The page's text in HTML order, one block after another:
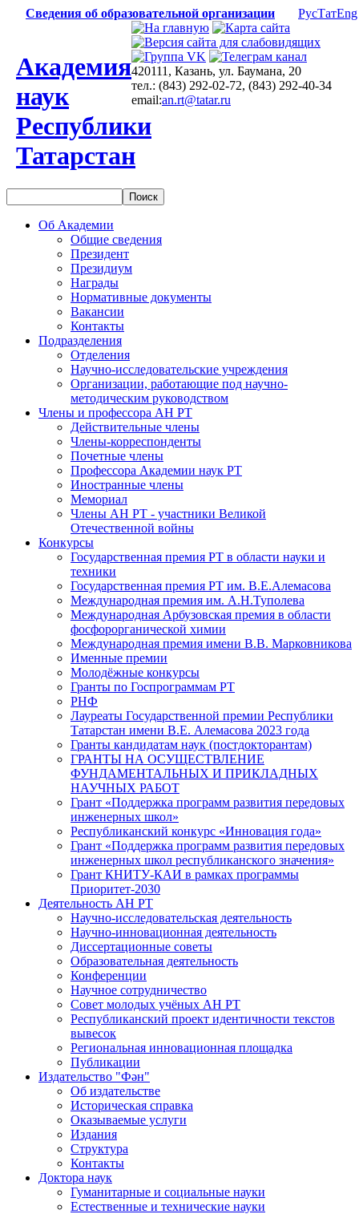
Сведения об образовательной организации РусТатEng
Академия
наук
Республики
Татарстан
420111, Казань, ул. Баумана, 20
тел.: (843) 292-02-72, (843) 292-40-34
email:an.rt@tatar.ru
Об Академии
Общие сведения
Президент
Президиум
Награды
Нормативные документы
Вакансии
Контакты
Подразделения
Отделения
Научно-исследовательские учреждения
Организации, работающие под научно-
методическим руководством
Члены и профессора АН РТ
Действительные члены
Члены-корреспонденты
Почетные члены
Профессора Академии наук РТ
Иностранные члены
Мемориал
Члены АН РТ - участники Великой
Отечественной войны
Конкурсы
Государственная премия РТ в области науки и
техники
Государственная премия РТ им. В.Е.Алемасова
Международная премия им. А.Н.Туполева
Международная Арбузовская премия в области
фосфорорганической химии
Международная премия имени В.В. Марковникова
Именные премии
Молодёжные конкурсы
Гранты по Госпрограммам РТ
РНФ
Лауреаты Государственной премии Республики
Татарстан имени В.Е. Алемасова 2023 года
Гранты кандидатам наук (постдокторантам)
ГРАНТЫ НА ОСУЩЕСТВЛЕНИЕ
ФУНДАМЕНТАЛЬНЫХ И ПРИКЛАДНЫХ
НАУЧНЫХ РАБОТ
Грант «Поддержка программ развития передовых
инженерных школ»
Республиканский конкурс «Инновация года»
Грант «Поддержка программ развития передовых
инженерных школ республиканского значения»
Грант КНИТУ-КАИ в рамках программы
Приоритет-2030
Деятельность АН РТ
Научно-исследовательская деятельность
Научно-инновационная деятельность
Диссертационные советы
Образовательная деятельность
Конференции
Научное сотрудничество
Совет молодых учёных АН РТ
Республиканский проект идентичности текстов
вывесок
Региональная инновационная площадка
Публикации
Издательство "Фән"
Об издательстве
Историческая справка
Оказываемые услуги
Издания
Структура
Контакты
Доктора наук
Гуманитарные и социальные науки
Естественные и технические науки